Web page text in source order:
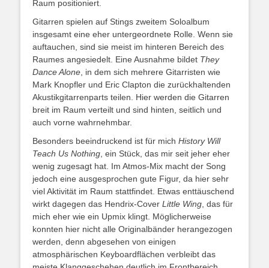
Raum positioniert.
Gitarren spielen auf Stings zweitem Soloalbum
insgesamt eine eher untergeordnete Rolle. Wenn sie
auftauchen, sind sie meist im hinteren Bereich des
Raumes angesiedelt. Eine Ausnahme bildet They
Dance Alone , in dem sich mehrere Gitarristen wie
Mark Knopfler und Eric Clapton die zurückhaltenden
Akustikgitarrenparts teilen. Hier werden die Gitarren
breit im Raum verteilt und sind hinten, seitlich und
auch vorne wahrnehmbar.
Besonders beeindruckend ist für mich History Will
Teach Us Nothing , ein Stück, das mir seit jeher eher
wenig zugesagt hat. Im Atmos-Mix macht der Song
jedoch eine ausgesprochen gute Figur, da hier sehr
viel Aktivität im Raum stattfindet. Etwas enttäuschend
wirkt dagegen das Hendrix-Cover Little Wing , das für
mich eher wie ein Upmix klingt. Möglicherweise
konnten hier nicht alle Originalbänder herangezogen
werden, denn abgesehen von einigen
atmosphärischen Keyboardflächen verbleibt das